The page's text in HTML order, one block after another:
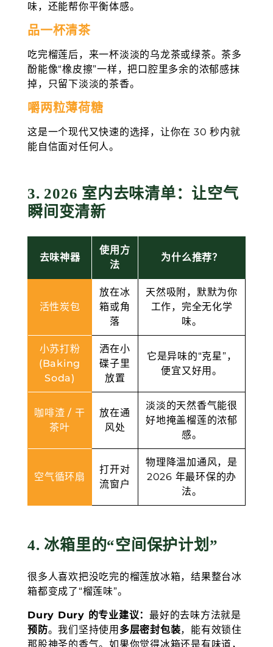
味，还能帮你平衡体感。
品一杯清茶
吃完榴莲后，来一杯淡淡的乌龙茶或绿茶。茶多
酚能像“橡皮擦”一样，把口腔里多余的浓郁感抹
掉，只留下淡淡的茶香。
嚼两粒薄荷糖
这是一个现代又快速的选择，让你在 30 秒内就
能自信面对任何人。
3. 2026 室内去味清单：让空气
瞬间变清新
去味神器
使用方
法
为什么推荐？
活性炭包
放在冰
箱或角
落
天然吸附，默默为你
工作，完全无化学
味。
小苏打粉
(Baking
Soda)
洒在小
碟子里
放置
它是异味的“克星”，
便宜又好用。
咖啡渣 / 干
茶叶
放在通
风处
淡淡的天然香气能很
好地掩盖榴莲的浓郁
感。
空气循环扇
打开对
流窗户
物理降温加通风，是
2026 年最环保的办
法。
4. 冰箱里的“空间保护计划”
很多人喜欢把没吃完的榴莲放冰箱，结果整台冰
箱都变成了“榴莲味”。
Dury Dury 的专业建议： 最好的去味方法就是
预防。我们坚持使用 多层密封包装，能有效锁住
那股神圣的香气。如果你觉得冰箱还是有味道，